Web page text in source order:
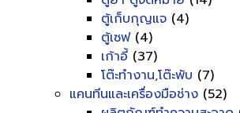
ตู้เก็บกุญแจ (4)
ตู้เซฟ(4)
เก้าอี้ (37)
โต๊ะทำงาน,โต๊ะพับ (7)
แคนทีนและเครื่องมือช่าง (52)